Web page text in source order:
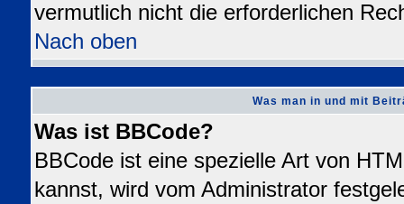
vermutlich nicht die erforderlichen
Nach oben
Was man in und mit
Was ist BBCode?
BBCode ist eine spezielle Art von
kannst, wird vom Administrator